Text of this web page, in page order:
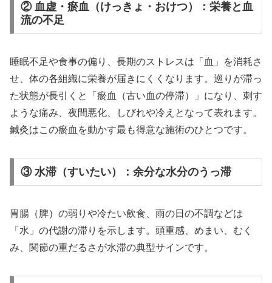
② 血虚・瘀血（けっきょ・おけつ）：栄養と血
流の不足
睡眠不足や食事の偏り、長期のストレスは「血」を消耗さ
せ、体の各組織に栄養が届きにくくなります。巡りが滞っ
た状態が長引くと「瘀血（古い血の停滞）」になり、刺す
ような痛み、夜間悪化、しびれや冷えとなって表れます。
鍼灸はこの瘀血を動かす最も得意な施術のひとつです。
③ 水滞（すいたい）：余分な水分のうっ滞
胃腸（脾）の弱りや冷たい飲食、雨の日の不調などは
「水」の代謝の滞りを示します。頭重感、めまい、むく
み、関節の重だるさが水滞の典型サインです。